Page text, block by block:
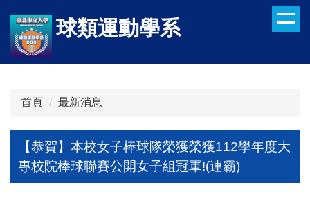
到
主
要
球類運動學系
首頁 最新消息
【恭賀】本校女子棒球隊榮獲榮獲112學年度大
專校院棒球聯賽公開女子組冠軍!(連霸)